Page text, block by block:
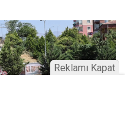
Reklamı Kapat